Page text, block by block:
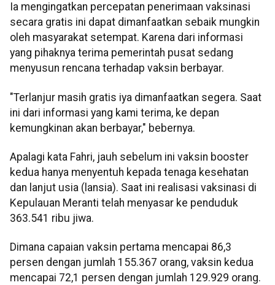
Ia mengingatkan percepatan penerimaan vaksinasi
secara gratis ini dapat dimanfaatkan sebaik mungkin
oleh masyarakat setempat. Karena dari informasi
yang pihaknya terima pemerintah pusat sedang
menyusun rencana terhadap vaksin berbayar.
"Terlanjur masih gratis iya dimanfaatkan segera. Saat
ini dari informasi yang kami terima, ke depan
kemungkinan akan berbayar," bebernya.
Apalagi kata Fahri, jauh sebelum ini vaksin booster
kedua hanya menyentuh kepada tenaga kesehatan
dan lanjut usia (lansia). Saat ini realisasi vaksinasi di
Kepulauan Meranti telah menyasar ke penduduk
363.541 ribu jiwa.
Dimana capaian vaksin pertama mencapai 86,3
persen dengan jumlah 155.367 orang, vaksin kedua
mencapai 72,1 persen dengan jumlah 129.929 orang.